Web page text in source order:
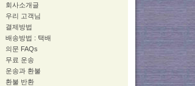
회사소개글
우리 고객님
결제방법
배송방법 : 택배
의문 FAQs
무료 운송
운송과 환불
환불 반환